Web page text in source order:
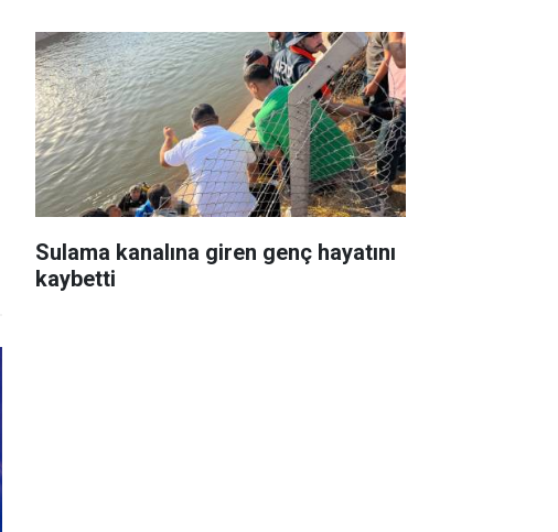
Sulama kanalına giren genç hayatını
kaybetti